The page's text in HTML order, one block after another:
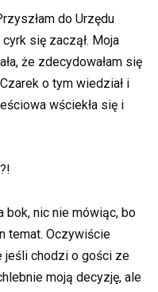
do Urzędu
się zaczął. Moja
że zdecydowałam się
o tym wiedział i
wściekła się i
bok, nic nie mówiąc, bo
temat. Oczywiście
chodzi o gości ze
moją decyzję, ale